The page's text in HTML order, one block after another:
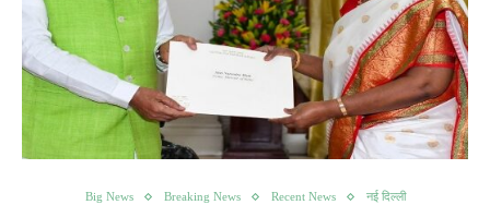
Big News Breaking News Recent News नई दिल्ली